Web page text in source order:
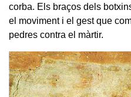
corba. Els braços dels
el moviment i el gest que
pedres contra el màrtir.